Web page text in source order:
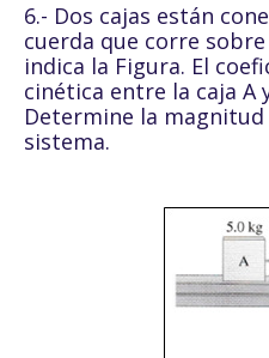
6.- Dos cajas están
cuerda que corre
indica la Figura. El
cinética entre la caja A
Determine la
sistema.